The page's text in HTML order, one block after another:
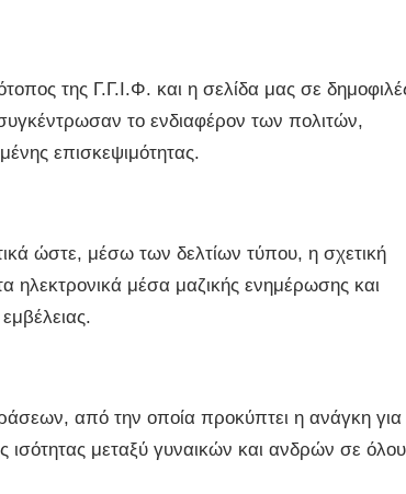
της Γ.Γ.Ι.Φ. και η σελίδα μας σε
το ενδιαφέρον των πολιτών,
επισκεψιμότητας.
ώστε, μέσω των δελτίων τύπου, η σχετική
ηλεκτρονικά μέσα μαζικής ενημέρωσης και
από την οποία προκύπτει η ανάγκη για
ισότητας μεταξύ γυναικών και ανδρών σε